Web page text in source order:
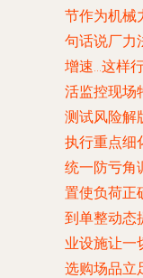
节作为机械
句话说厂力
增速…这样
活监控现场
测试风险解
执行重点细
统一防亏角
置使负荷正
到单整动态
业设施让一
选购场品立